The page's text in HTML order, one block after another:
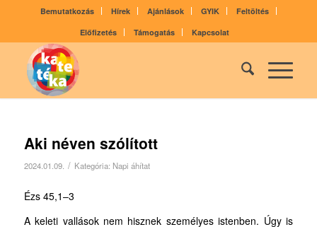
Bemutatkozás Hírek Ajánlások GYIK
Feltöltés
Előfizetés
Támogatás Kapcsolat
Aki néven szólított
2024.01.09. / Kategória: Napi áhítat
Ézs 45,1–3
A keleti vallások nem hisznek személyes istenben. Úgy is